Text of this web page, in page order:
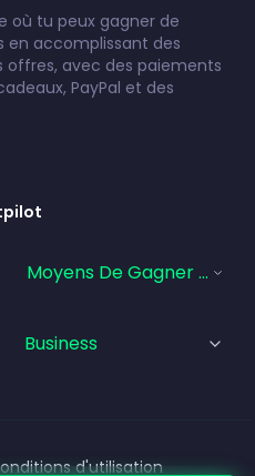
où tu peux gagner de
en accomplissant des
offres, avec des paiements
PayPal et des
Moyens De Gagner De
Business
d'utilisation